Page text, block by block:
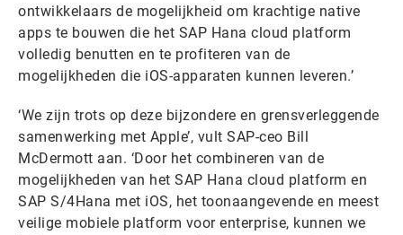
ontwikkelaars de mogelijkheid om krachtige native
apps te bouwen die het SAP Hana cloud platform
volledig benutten en te profiteren van de
mogelijkheden die iOS-apparaten kunnen leveren.’
‘We zijn trots op deze bijzondere en grensverleggende
samenwerking met Apple’, vult SAP-ceo Bill
McDermott aan. ‘Door het combineren van de
mogelijkheden van het SAP Hana cloud platform en
SAP S/4Hana met iOS, het toonaangevende en meest
veilige mobiele platform voor enterprise, kunnen we